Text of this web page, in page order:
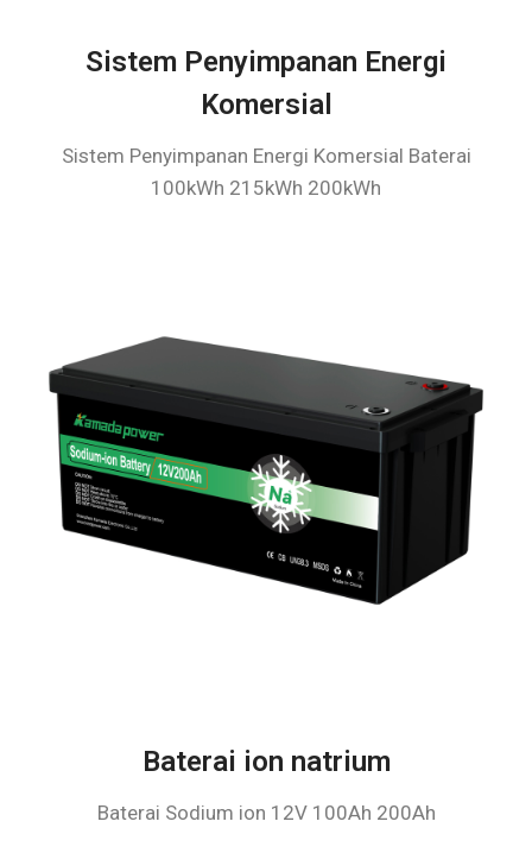
Sistem Penyimpanan Energi
Komersial
Sistem Penyimpanan Energi Komersial Baterai
100kWh 215kWh 200kWh
Baterai ion natrium
Baterai Sodium ion 12V 100Ah 200Ah